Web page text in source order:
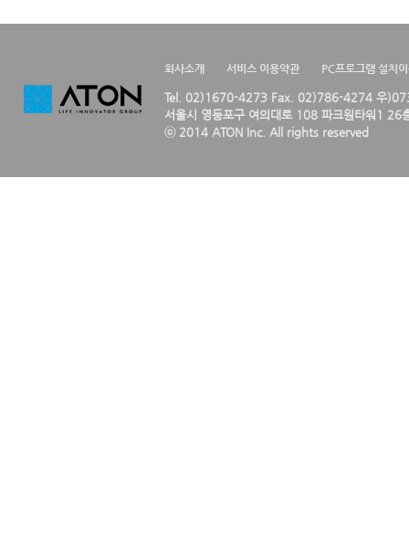
회사소개 서비스 이용약관 PC프로그램 설치
Tel. 02)1670-4273 Fax. 02)786-4274 우
서울시 영등포구 여의대로 108 파크원타워1 26
ⓒ 2014 ATON Inc. All rights reserved